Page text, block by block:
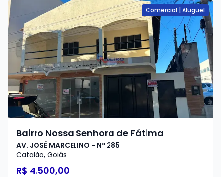
Comercial |Aluguel
Bairro Nossa Senhora de Fátima
AV. JOSÉ MARCELINO - Nº 285
Catalão, Goiás
R$ 4.500,00